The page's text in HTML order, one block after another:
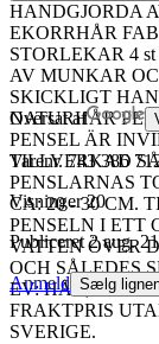
HANDGJORDA
EKORRHÅR
STORLEKAR 4
AV MUNKAR
SKICKLIGT
NATURHÅR
PENSEL ÄR
TILLVERKAD
PENSLARNAS
CA: 20 - 30 CM.
PENSELN I ETT
VATTEN ÖVER
OCH SÅLEDES
EV: HÅR, EJ SÅ
FRAKTPRIS
SVERIGE.
Oversat af
Varenr. 743 386
Visninger 20
Publiceret 2 aug.
Anmeld Sælg